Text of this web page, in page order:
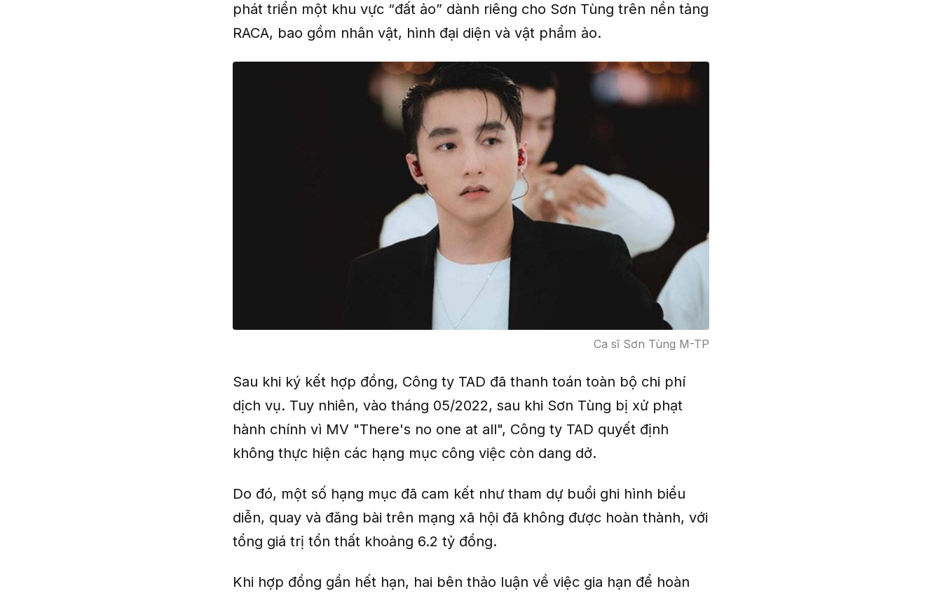
phát triển một khu vực “đất ảo” dành riêng cho Sơn Tùng trên nền tảng
RACA, bao gồm nhân vật, hình đại diện và vật phẩm ảo.
Ca sĩ Sơn Tùng M-TP
Sau khi ký kết hợp đồng, Công ty TAD đã thanh toán toàn bộ chi phí
dịch vụ. Tuy nhiên, vào tháng 05/2022, sau khi Sơn Tùng bị xử phạt
hành chính vì MV "There's no one at all", Công ty TAD quyết định
không thực hiện các hạng mục công việc còn dang dở.
Do đó, một số hạng mục đã cam kết như tham dự buổi ghi hình biểu
diễn, quay và đăng bài trên mạng xã hội đã không được hoàn thành, với
tổng giá trị tổn thất khoảng 6.2 tỷ đồng.
Khi hợp đồng gần hết hạn, hai bên thảo luận về việc gia hạn để hoàn